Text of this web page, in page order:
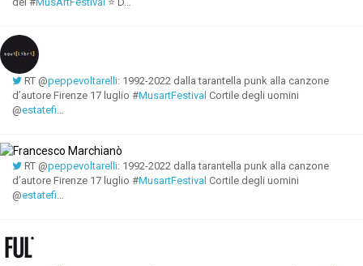
RT @peppevoltarelli: 1992-2022 dalla tarantella punk alla canzone
d’autore Firenze 17 luglio #MusartFestival Cortile degli uomini
@estatefi
RT @peppevoltarelli: 1992-2022 dalla tarantella punk alla canzone
d’autore Firenze 17 luglio #MusartFestival Cortile degli uomini
@estatefi